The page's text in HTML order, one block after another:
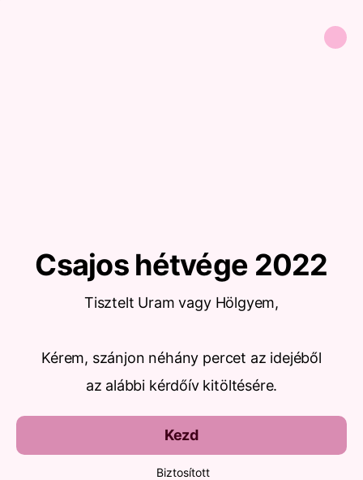
Csajos hétvége 2022
Tisztelt Uram vagy Hölgyem,
Kérem, szánjon néhány percet az idejéből
az alábbi kérdőív kitöltésére.
Kezd
Biztosított